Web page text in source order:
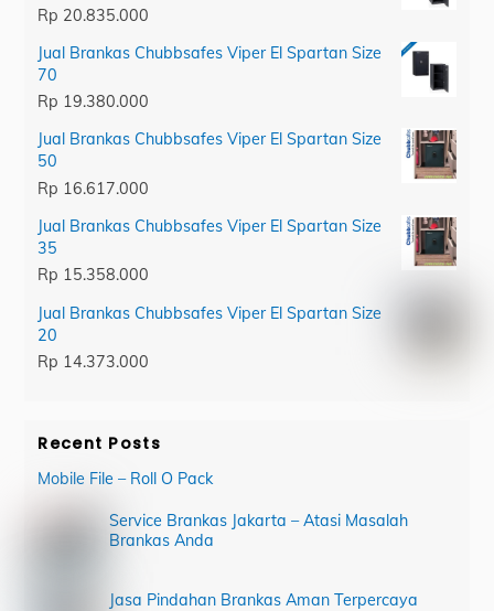
Rp 20.835.000
Jual Brankas Chubbsafes Viper El Spartan Size
70
Rp 19.380.000
Jual Brankas Chubbsafes Viper El Spartan Size
50
Rp 16.617.000
Jual Brankas Chubbsafes Viper El Spartan Size
35
Rp 15.358.000
Jual Brankas Chubbsafes Viper El Spartan Size
20
Rp 14.373.000
Recent Posts
Mobile File – Roll O Pack
Service Brankas Jakarta – Atasi Masalah
Brankas Anda
Jasa Pindahan Brankas Aman Terpercaya